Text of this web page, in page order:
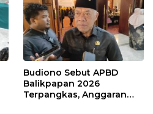
Budiono Sebut APBD
Balikpapan 2026
Terpangkas, Anggaran